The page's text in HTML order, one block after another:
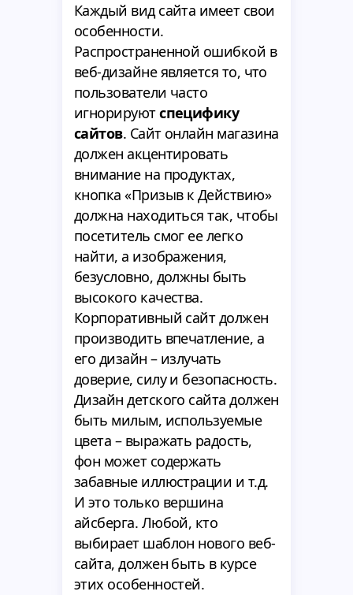
Каждый вид сайта имеет свои
особенности.
Распространенной ошибкой в
веб-дизайне является то, что
пользователи часто
игнорируютспецифику
сайтов. Сайт онлайн магазина
должен акцентировать
внимание на продуктах,
кнопка «Призыв к Действию»
должна находиться так, чтобы
посетитель смог ее легко
найти, а изображения,
безусловно, должны быть
высокого качества.
Корпоративный сайт должен
производить впечатление, а
его дизайн – излучать
доверие, силу и безопасность.
Дизайн детского сайта должен
быть милым, используемые
цвета – выражать радость,
фон может содержать
забавные иллюстрации и т.д.
И это только вершина
айсберга. Любой, кто
выбирает шаблон нового веб-
сайта, должен быть в курсе
этих особенностей.